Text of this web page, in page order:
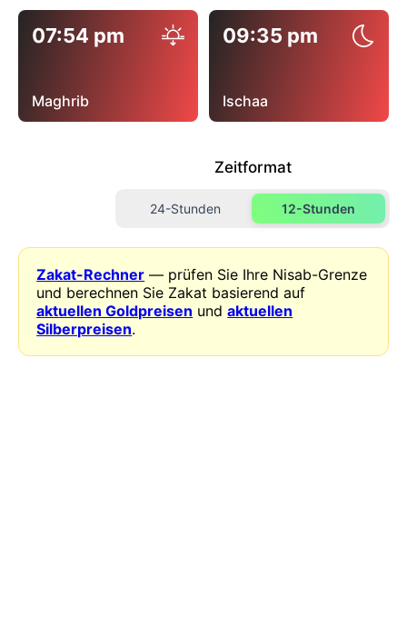
07:54 pm
Maghrib
09:35 pm
Ischaa
Zeitformat
24-Stunden 12-Stunden
Zakat-Rechner — prüfen Sie Ihre Nisab-Grenze
und berechnen Sie Zakat basierend auf
aktuellen Goldpreisen undaktuellen
Silberpreisen.